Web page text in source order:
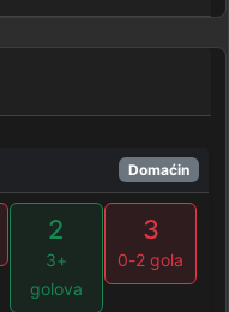
Domaćin
2
3+
golova
3
0-2 gola